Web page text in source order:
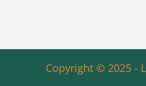
Copyright © 2025 -